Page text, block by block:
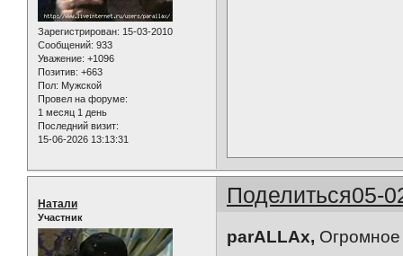
Зарегистрирован: 15-03-2010
Сообщений: 933
Уважение: +1096
Позитив: +663
Пол: Мужской
Провел на форуме:
1 месяц 1 день
Последний визит:
15-06-2026 13:13:31
Поделиться05-
Натали
Участник
parALLAx, Огромное